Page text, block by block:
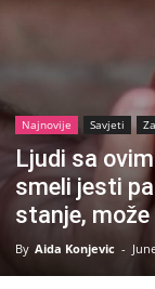
Najnovije Savjeti
Ljudi sa
smeli jesti
stanje,
By Aida Konjevic -